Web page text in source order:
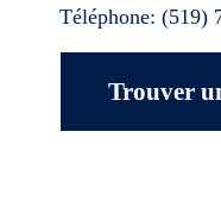
Téléphone: (519)
Trouver